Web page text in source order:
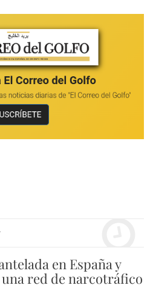
en España y
red de narcotráfico